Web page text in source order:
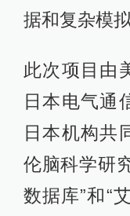
据和复杂模
此次项目由
日本电气通
日本机构共
伦脑科学研
数据库”和“